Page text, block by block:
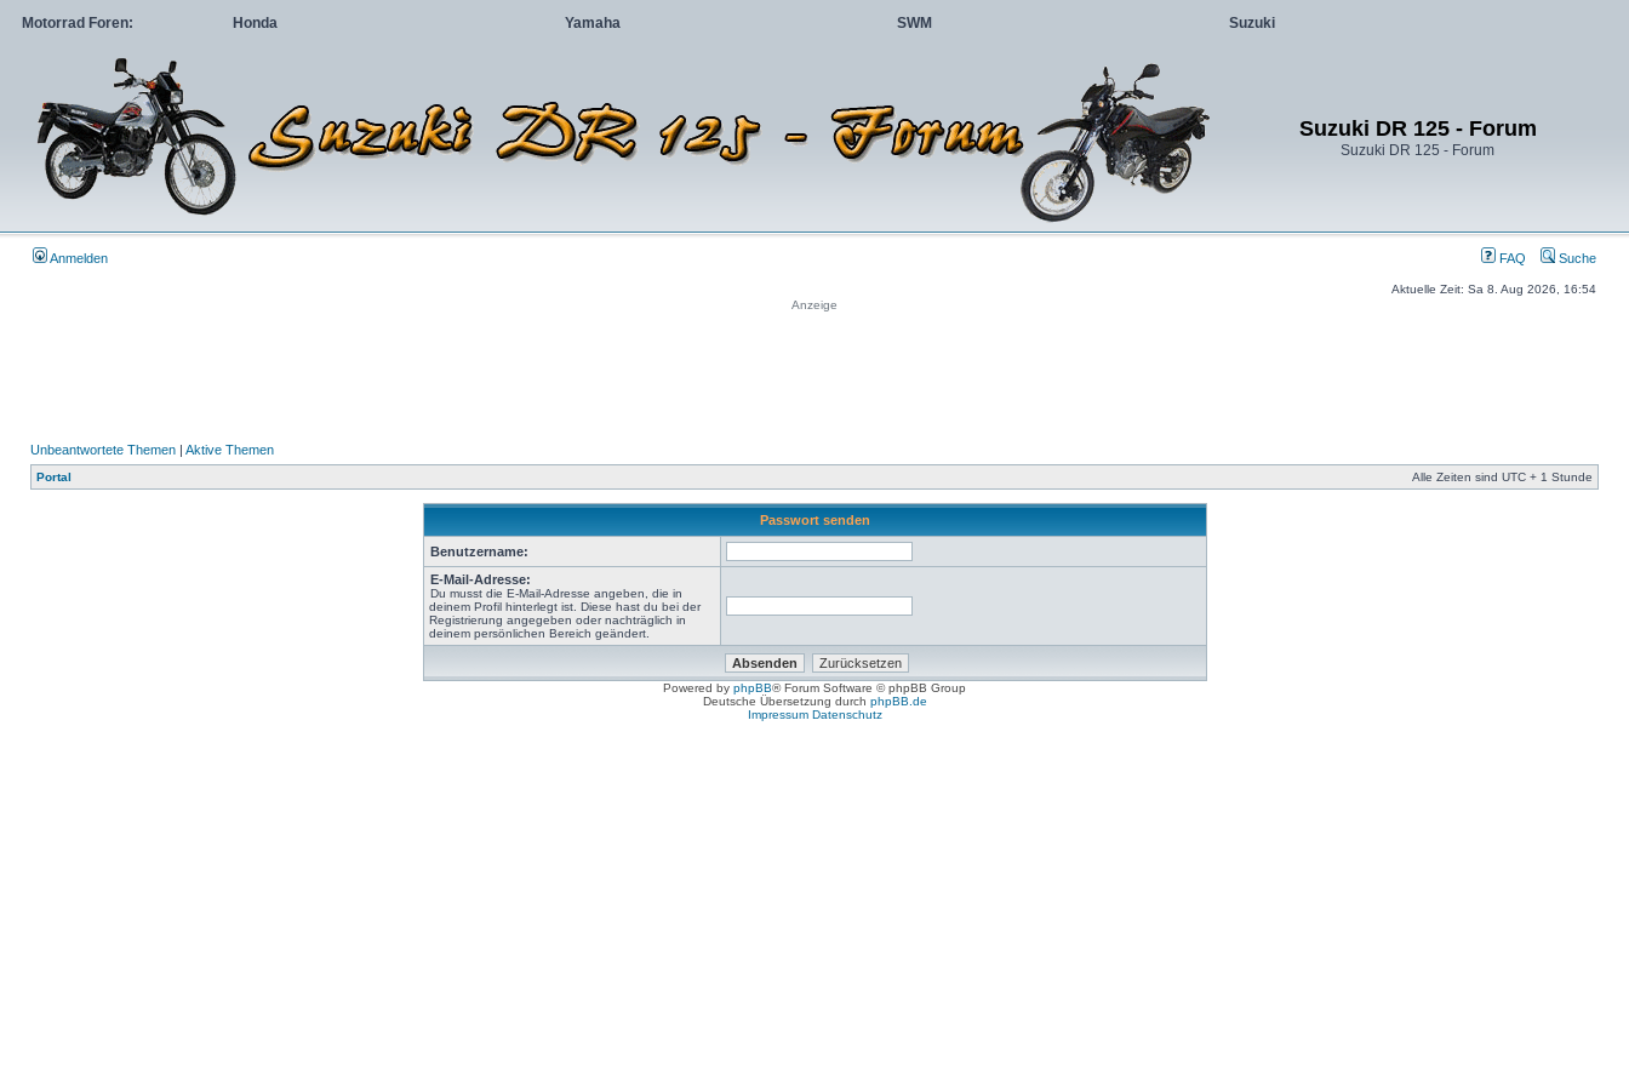
Motorrad Foren: Honda Yamaha SWM Suzuki
Suzuki DR 125 - Forum
Suzuki DR 125 - Forum
Anmelden FAQ Suche
Aktuelle Zeit: Sa 8. Aug 2026, 16:54
Anzeige
Unbeantwortete Themen | Aktive Themen
Portal Alle Zeiten sind UTC + 1 Stunde
Passwort senden
Benutzername:
E-Mail-Adresse:
Du musst die E-Mail-Adresse angeben, die in
deinem Profil hinterlegt ist. Diese hast du bei der
Registrierung angegeben oder nachträglich in
deinem persönlichen Bereich geändert.
Powered by phpBB® Forum Software © phpBB Group
Deutsche Übersetzung durch phpBB.de
Impressum Datenschutz